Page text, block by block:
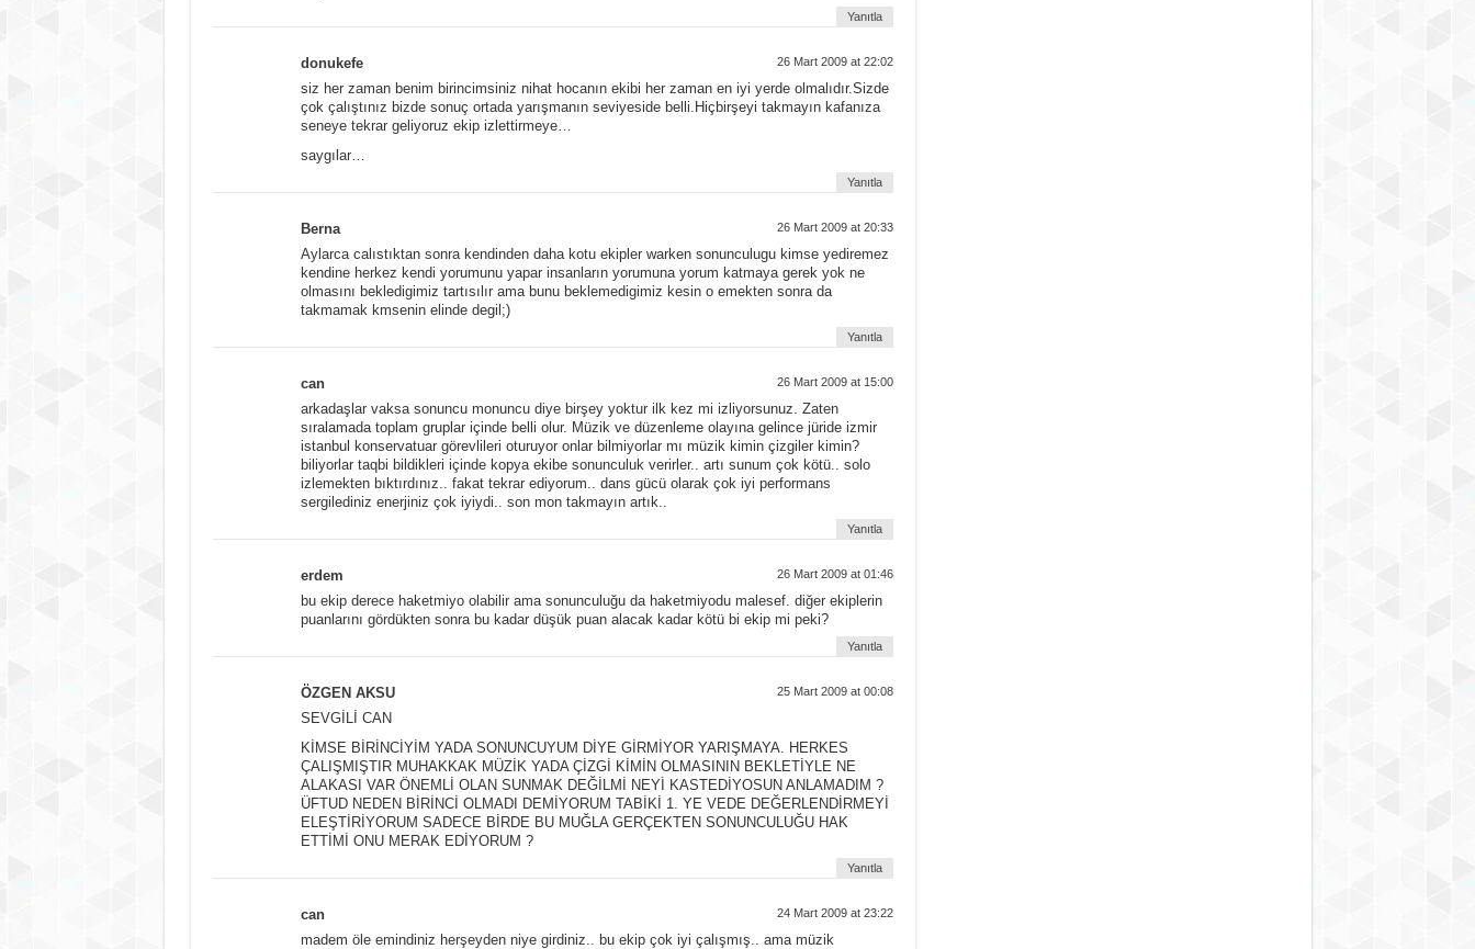
Yanıtla
donukefe 26 Mart 2009 at 22:02
siz her zaman benim birincimsiniz nihat hocanın ekibi her zaman en iyi yerde olmalıdır.Sizde
çok çalıştınız bizde sonuç ortada yarışmanın seviyeside belli.Hiçbirşeyi takmayın kafanıza
seneye tekrar geliyoruz ekip izlettirmeye…
saygılar…
Yanıtla
Berna 26 Mart 2009 at 20:33
Aylarca calıstıktan sonra kendinden daha kotu ekipler warken sonunculugu kimse yediremez
kendine herkez kendi yorumunu yapar insanların yorumuna yorum katmaya gerek yok ne
olmasını bekledigimiz tartısılır ama bunu beklemedigimiz kesin o emekten sonra da
takmamak kmsenin elinde degil;)
Yanıtla
can 26 Mart 2009 at 15:00
arkadaşlar vaksa sonuncu monuncu diye birşey yoktur ilk kez mi izliyorsunuz. Zaten
sıralamada toplam gruplar içinde belli olur. Müzik ve düzenleme olayına gelince jüride izmir
istanbul konservatuar görevlileri oturuyor onlar bilmiyorlar mı müzik kimin çizgiler kimin?
biliyorlar taqbi bildikleri içinde kopya ekibe sonunculuk verirler.. artı sunum çok kötü.. solo
izlemekten bıktırdınız.. fakat tekrar ediyorum.. dans gücü olarak çok iyi performans
sergilediniz enerjiniz çok iyiydi.. son mon takmayın artık..
Yanıtla
erdem 26 Mart 2009 at 01:46
bu ekip derece haketmiyo olabilir ama sonunculuğu da haketmiyodu malesef. diğer ekiplerin
puanlarını gördükten sonra bu kadar düşük puan alacak kadar kötü bi ekip mi peki?
Yanıtla
ÖZGEN AKSU 25 Mart 2009 at 00:08
SEVGİLİ CAN
KİMSE BİRİNCİYİM YADA SONUNCUYUM DİYE GİRMİYOR YARIŞMAYA. HERKES
ÇALIŞMIŞTIR MUHAKKAK MÜZİK YADA ÇİZGİ KİMİN OLMASININ BEKLETİYLE NE
ALAKASI VAR ÖNEMLİ OLAN SUNMAK DEĞİLMİ NEYİ KASTEDİYOSUN ANLAMADIM ?
ÜFTUD NEDEN BİRİNCİ OLMADI DEMİYORUM TABİKİ 1. YE VEDE DEĞERLENDİRMEYİ
ELEŞTİRİYORUM SADECE BİRDE BU MUĞLA GERÇEKTEN SONUNCULUĞU HAK
ETTİMİ ONU MERAK EDİYORUM ?
Yanıtla
can 24 Mart 2009 at 23:22
madem öle emindiniz herşeyden niye girdiniz.. bu ekip çok iyi çalışmış.. ama müzik